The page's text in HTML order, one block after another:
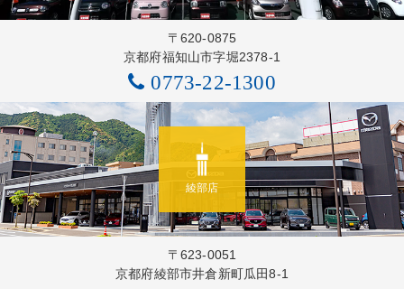
〒620-0875
京都府福知山市字堀2378-1
0773-22-1300
綾部店
〒623-0051
京都府綾部市井倉新町瓜田8-1